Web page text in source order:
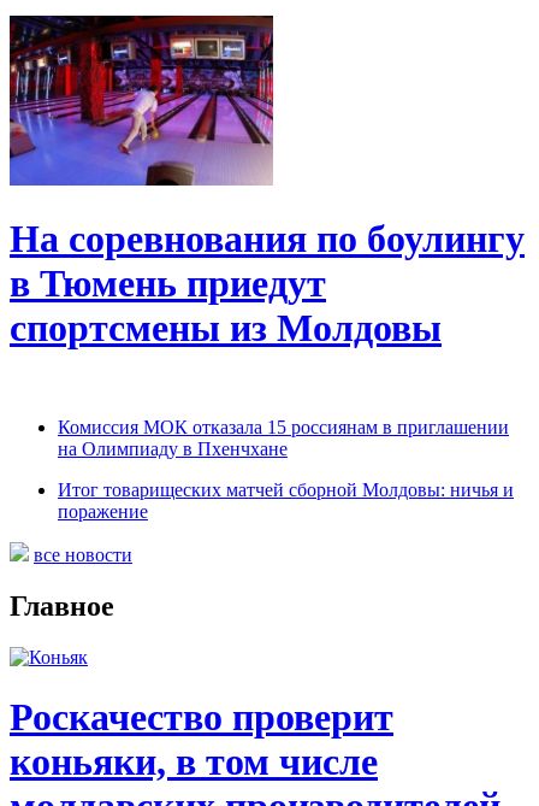
На соревнования по боулингу
в Тюмень приедут
спортсмены из Молдовы
Комиссия МОК отказала 15 россиянам в приглашении
на Олимпиаду в Пхенчхане
Итог товарищеских матчей сборной Молдовы: ничья и
поражение
все новости
Главное
Роскачество проверит
коньяки, в том числе